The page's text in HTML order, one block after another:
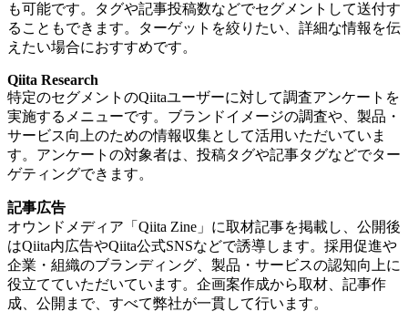
も可能です。タグや記事投稿数などでセグメントして送付す
ることもできます。ターゲットを絞りたい、詳細な情報を伝
えたい場合におすすめです。
Qiita Research
特定のセグメントのQiitaユーザーに対して調査アンケートを
実施するメニューです。ブランドイメージの調査や、製品・
サービス向上のための情報収集として活用いただいていま
す。アンケートの対象者は、投稿タグや記事タグなどでター
ゲティングできます。
記事広告
オウンドメディア「Qiita Zine」に取材記事を掲載し、公開後
はQiita内広告やQiita公式SNSなどで誘導します。採用促進や
企業・組織のブランディング、製品・サービスの認知向上に
役立てていただいています。企画案作成から取材、記事作
成、公開まで、すべて弊社が一貫して行います。